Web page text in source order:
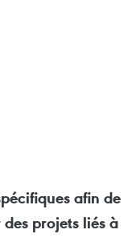
afin de
projets liés à